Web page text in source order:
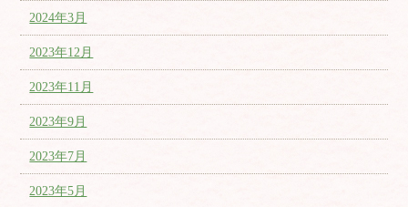
2024年3月
2023年12月
2023年11月
2023年9月
2023年7月
2023年5月